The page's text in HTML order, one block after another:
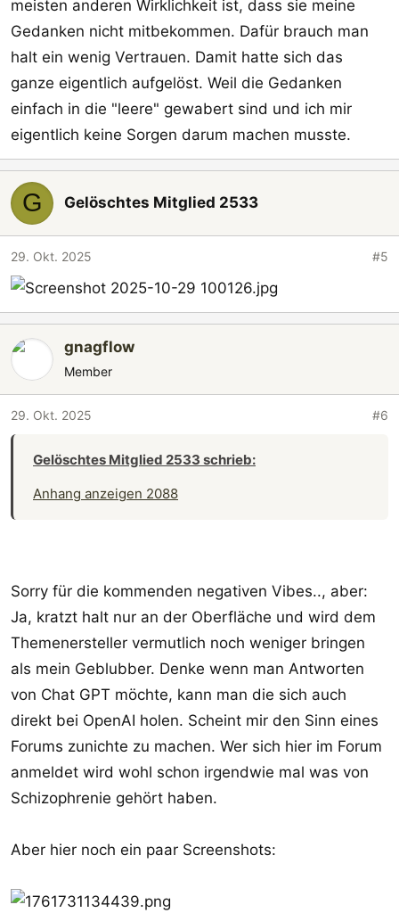
meisten anderen Wirklichkeit ist, dass sie meine
Gedanken nicht mitbekommen. Dafür brauch man
halt ein wenig Vertrauen. Damit hatte sich das
ganze eigentlich aufgelöst. Weil die Gedanken
einfach in die "leere" gewabert sind und ich mir
eigentlich keine Sorgen darum machen musste.
G Gelöschtes Mitglied 2533
29. Okt. 2025 #5
gnagflow
Member
29. Okt. 2025 #6
Gelöschtes Mitglied 2533 schrieb:
Anhang anzeigen 2088
Sorry für die kommenden negativen Vibes.., aber:
Ja, kratzt halt nur an der Oberfläche und wird dem
Themenersteller vermutlich noch weniger bringen
als mein Geblubber. Denke wenn man Antworten
von Chat GPT möchte, kann man die sich auch
direkt bei OpenAI holen. Scheint mir den Sinn eines
Forums zunichte zu machen. Wer sich hier im Forum
anmeldet wird wohl schon irgendwie mal was von
Schizophrenie gehört haben.
Aber hier noch ein paar Screenshots: